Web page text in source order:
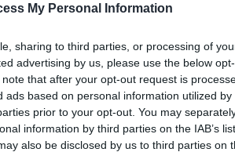
My Personal Information
sharing to third parties, or processing of
advertising by us, please use the below
that after your opt-out request is
ads based on personal information utilized
prior to your opt-out. You may
information by third parties on the IAB’s
also be disclosed by us to third parties on